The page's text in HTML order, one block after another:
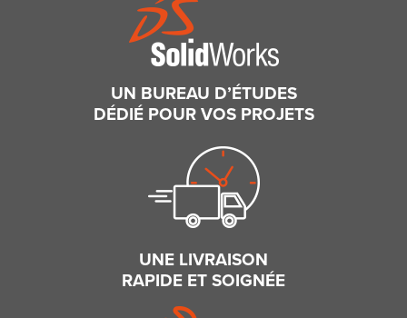
UN BUREAU D’ÉTUDES
DÉDIÉ POUR VOS PROJETS
UNE LIVRAISON
RAPIDE ET SOIGNÉE